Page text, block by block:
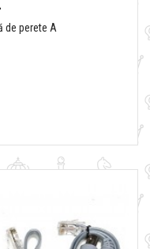
de perete A